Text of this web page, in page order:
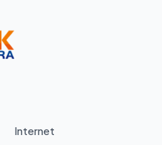
Internet